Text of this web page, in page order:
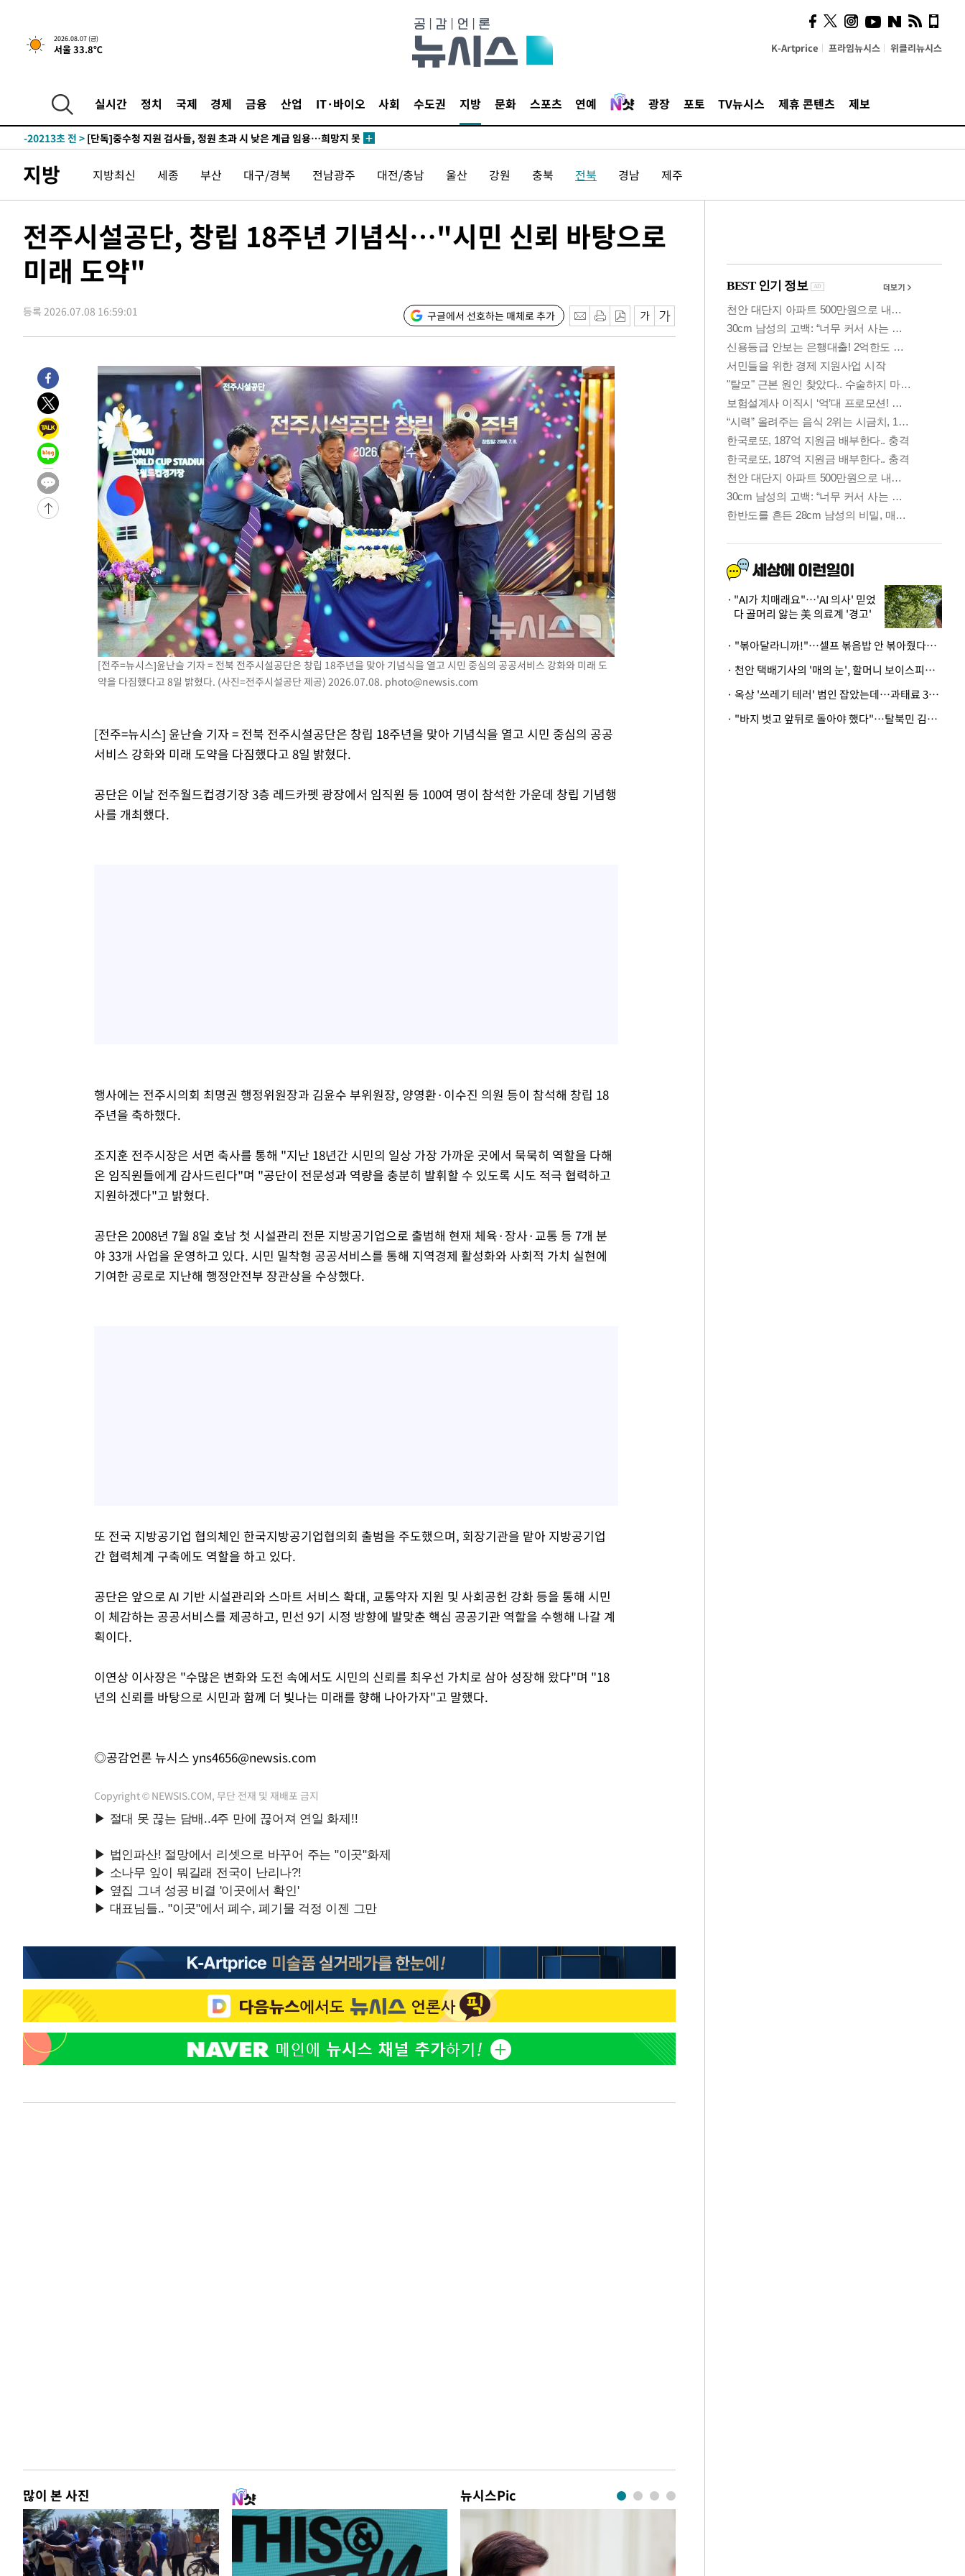
2026.08.07 (금)
서울 33.8℃ K-Artprice 프라임뉴시스 위클리뉴시스
실시간 정치 국제 경제 금융 산업 IT·바이오 사회 수도권 지방 문화 스포츠 연예 광장 포토 TV뉴시스 제휴 콘텐츠 제보
-29633초 전 >[속보]이 대통령 "부동산 공급 기존 사고방식 매달리지 말고 과감히
실천"
-28718초 전 >이란, "오만과 '중앙 단일 루트' 합의…북쪽 인바운드·남쪽 아웃바
-20250초 전 >
[속보]이 대통령, '호우피해' 안동·의성 관할 4개 면 특별재난지역
-20213초 전 >
갈 수도
-18184초 전 > 낮 최고 37도 찜통더위…곳곳 소나기·강원 많은 비[내일날씨]
응"
-13346초 전 >
여자배구 이재영·이다영 자매, 아제르바이잔 투란VC 입단
-12599초 전 >외국인 심판 성 접대 7경기 들여다보니…한국 축구 '5승 2무'
-12286초 전 >[속보]코스피, 6200선 약보합…0.60% 내린 6258.77에 마쳐
-12266초 전 >[속보]원·달러 환율, 7.7원 내린 1416.1원 마감
-12155초 전 >[속보] 노원서 40.1도 관측…서울, 2018년 이후 첫 40도
-8118초 전 > 외신들도 주목한 韓축구 파문…"국민적 공분에 수사 재개"
-8089초 전 >11시간 압수수색에 성접대 파문까지…'쑥대밭' 된 축구협회
태 후임
-3469초 전 >
[속보]국힘 윤리위, '돌려차기 발언' 진종오·서범수 징계 절차 개시
20분 전 >
[속보] 7월 중국 수출 23.9%↑ 수입 27.5%↑…무역총액 25.3%↑
1시간 전 >
[속보]'채상병 순직 책임' 임성근, 항소심도 징역 3년
-29633초 전 >
[속보]이 대통령 "부동산 공급 기존 사고방식 매달리지 말고 과감히
실천"
-28718초 전 >
이란, "오만과 '중앙 단일 루트' 합의…북쪽 인바운드·남쪽 아웃바
운드는 임시"
-20286초 전 >
"낮 기온 소폭 하락"…수도권 폭염중대경보, 폭염경보로 하향
-20250초 전 >
[속보]이 대통령, '호우피해' 안동·의성 관할 4개 면 특별재난지역
선포
-20213초 전 >
[단독]중수청 지원 검사들, 정원 초과 시 낮은 계급 임용…희망지 못
낮 최고 37도 찜통더위…곳곳 소나기·강원 많은 비[내일날씨]
SK하이닉스, 용인·청주 팹에 54조 투자…"AI 메모리 수요 선제 대
여자배구 이재영·이다영 자매, 아제르바이잔 투란VC 입단
외국인 심판 성 접대 7경기 들여다보니…한국 축구 '5승 2무'
[속보]코스닥, 2.86포인트(0.36%) 내린 798.81마감
[속보]코스피, 6200선 약보합…0.60% 내린 6258.77에 마쳐
[속보]원·달러 환율, 7.7원 내린 1416.1원 마감
[속보] 노원서 40.1도 관측…서울, 2018년 이후 첫 40도
11시간 압수수색에 성접대 파문까지…'쑥대밭' 된 축구협회
[속보]규제합리화위원회 부위원장에 김태유 서울대 공대 교수…이병
[속보] 7월 중국 수출 23.9%↑ 수입 27.5%↑…무역총액 25.3%↑
[속보]'채상병 순직 책임' 임성근, 항소심도 징역 3년
지방 지방최신 세종 부산 대구/경북 전남광주 대전/충남 울산 강원 충북 전북 경남 제주
전주시설공단, 창립 18주년 기념식…"시민 신뢰 바탕으로
미래 도약"
등록 2026.07.08 16:59:01 구글에서 선호하는 매체로 추가
[전주=뉴시스]윤난슬 기자 = 전북 전주시설공단은 창립 18주년을 맞아 기념식을 열고 시민 중심의 공공서비스 강화와 미래 도
약을 다짐했다고 8일 밝혔다. (사진=전주시설공단 제공) 2026.07.08. photo@newsis.com
[전주=뉴시스] 윤난슬 기자 = 전북 전주시설공단은 창립 18주년을 맞아 기념식을 열고 시민 중심의 공공
서비스 강화와 미래 도약을 다짐했다고 8일 밝혔다.
공단은 이날 전주월드컵경기장 3층 레드카펫 광장에서 임직원 등 100여 명이 참석한 가운데 창립 기념행
사를 개최했다.
행사에는 전주시의회 최명권 행정위원장과 김윤수 부위원장, 양영환·이수진 의원 등이 참석해 창립 18
주년을 축하했다.
조지훈 전주시장은 서면 축사를 통해 "지난 18년간 시민의 일상 가장 가까운 곳에서 묵묵히 역할을 다해
온 임직원들에게 감사드린다"며 "공단이 전문성과 역량을 충분히 발휘할 수 있도록 시도 적극 협력하고
지원하겠다"고 밝혔다.
공단은 2008년 7월 8일 호남 첫 시설관리 전문 지방공기업으로 출범해 현재 체육·장사·교통 등 7개 분
야 33개 사업을 운영하고 있다. 시민 밀착형 공공서비스를 통해 지역경제 활성화와 사회적 가치 실현에
기여한 공로로 지난해 행정안전부 장관상을 수상했다.
또 전국 지방공기업 협의체인 한국지방공기업협의회 출범을 주도했으며, 회장기관을 맡아 지방공기업
간 협력체계 구축에도 역할을 하고 있다.
공단은 앞으로 AI 기반 시설관리와 스마트 서비스 확대, 교통약자 지원 및 사회공헌 강화 등을 통해 시민
이 체감하는 공공서비스를 제공하고, 민선 9기 시정 방향에 발맞춘 핵심 공공기관 역할을 수행해 나갈 계
획이다.
이연상 이사장은 "수많은 변화와 도전 속에서도 시민의 신뢰를 최우선 가치로 삼아 성장해 왔다"며 "18
년의 신뢰를 바탕으로 시민과 함께 더 빛나는 미래를 향해 나아가자"고 말했다.
◎공감언론 뉴시스 yns4656@newsis.com
Copyright © NEWSIS.COM, 무단 전재 및 재배포 금지
많이 본 사진 뉴시스Pic
시, 스마트폰 액세서리에
NFC 더했다
"AI가 치매래요"…'AI 의사' 믿었
다 골머리 앓는 美 의료계 '경고'
· "볶아달라니까!"…셀프 볶음밥 안 볶아줬다고 사장 폭행한 손님
· 천안 택배기사의 '매의 눈', 할머니 보이스피싱 피해 막아
· 옥상 '쓰레기 테러' 범인 잡았는데…과태료 3만원 처분에 숙박업주 허탈
· "바지 벗고 앞뒤로 돌아야 했다"…탈북민 김서아, 기쁨조 검사 수치심 회상